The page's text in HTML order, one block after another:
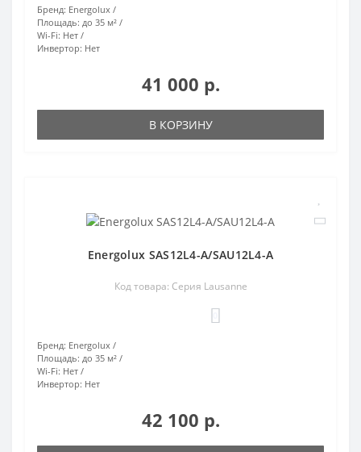
Бренд: Energolux
Площадь: до 35 м²
Wi-Fi: Нет
Инвертор: Нет
41 000 р.
В КОРЗИНУ
Energolux SAS12L4-A/SAU12L4-A
Код товара: Серия Lausanne
Бренд: Energolux
Площадь: до 35 м²
Wi-Fi: Нет
Инвертор: Нет
42 100 р.